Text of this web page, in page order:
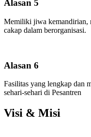
Alasan 5
Memiliki jiwa kemandirian,
cakap dalam berorganisasi.
Alasan 6
Fasilitas yang lengkap dan
sehari-sehari di Pesantren
Visi & Misi